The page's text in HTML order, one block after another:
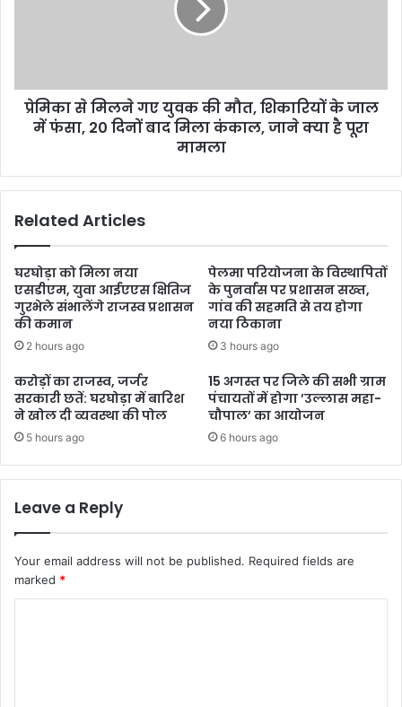
प्रेमिका से मिलने गए युवक की मौत, शिकारियों के जाल
में फंसा, 20 दिनों बाद मिला कंकाल, जाने क्या है पूरा
मामला
Related Articles
घरघोड़ा को मिला नया
एसडीएम, युवा आईएएस क्षितिज
गुरभेले संभालेंगे राजस्व प्रशासन
की कमान
2 hours ago
पेलमा परियोजना के विस्थापितों
के पुनर्वास पर प्रशासन सख्त,
गांव की सहमति से तय होगा
नया ठिकाना
3 hours ago
करोड़ों का राजस्व, जर्जर
सरकारी छतें: घरघोड़ा में बारिश
ने खोल दी व्यवस्था की पोल
5 hours ago
15 अगस्त पर जिले की सभी ग्राम
पंचायतों में होगा ’उल्लास महा-
चौपाल’ का आयोजन
6 hours ago
Leave a Reply
Your email address will not be published. Required fields are
marked *